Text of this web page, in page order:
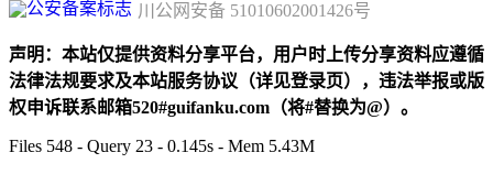
川公网安备 51010602001426号
声明：本站仅提供资料分享平台，用户时上传分享资料应遵循
法律法规要求及本站服务协议（详见登录页），违法举报或版
权申诉联系邮箱520#guifanku.com（将#替换为@）。
Files 548 - Query 23 - 0.145s - Mem 5.43M